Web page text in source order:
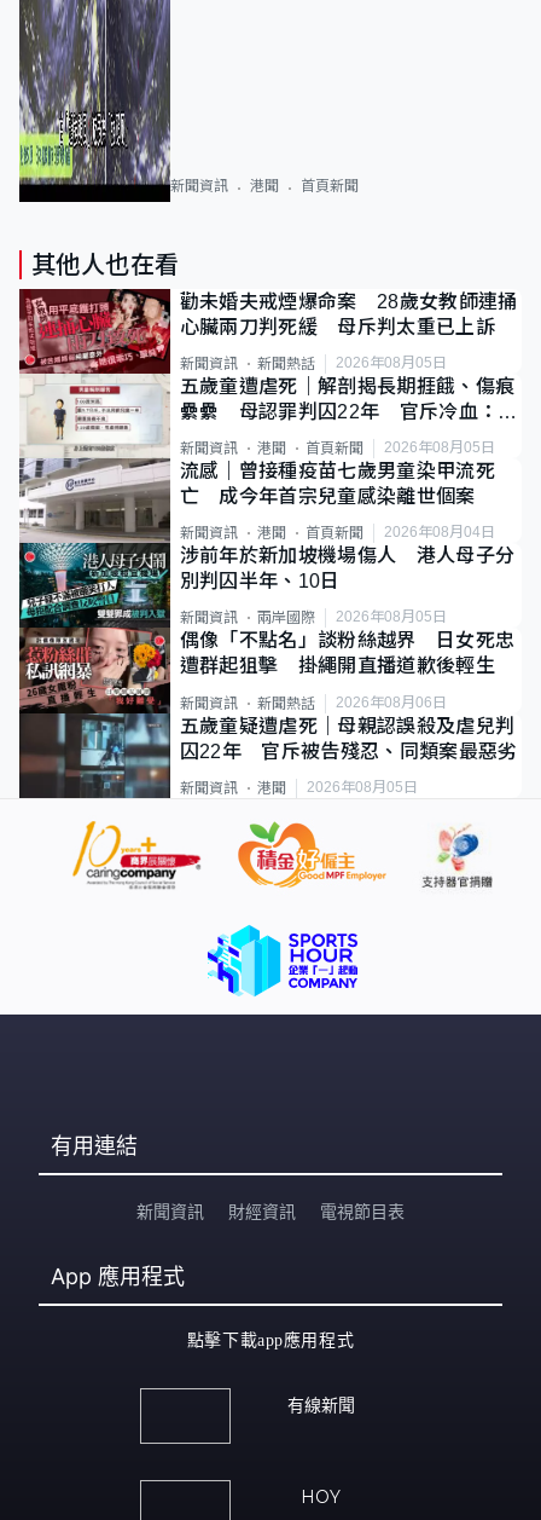
新聞資訊 港聞 首頁新聞
其他人也在看
勸未婚夫戒煙爆命案 28歲女教師連捅
心臟兩刀判死緩 母斥判太重已上訴
新聞資訊 新聞熱話 2026年08月05日
五歲童遭虐死｜解剖揭長期捱餓、傷痕
纍纍 母認罪判囚22年 官斥冷血：同
類案最惡劣
新聞資訊 港聞 首頁新聞 2026年08月05日
流感｜曾接種疫苗七歲男童染甲流死
亡 成今年首宗兒童感染離世個案
新聞資訊 港聞 首頁新聞 2026年08月04日
涉前年於新加坡機場傷人 港人母子分
別判囚半年、10日
新聞資訊 兩岸國際 2026年08月05日
偶像「不點名」談粉絲越界 日女死忠
遭群起狙擊 掛繩開直播道歉後輕生
新聞資訊 新聞熱話 2026年08月06日
五歲童疑遭虐死｜母親認誤殺及虐兒判
囚22年 官斥被告殘忍、同類案最惡劣
新聞資訊 港聞 2026年08月05日
有用連結
新聞資訊 財經資訊 電視節目表
App 應用程式
點擊下載app應用程式
有線新聞
HOY